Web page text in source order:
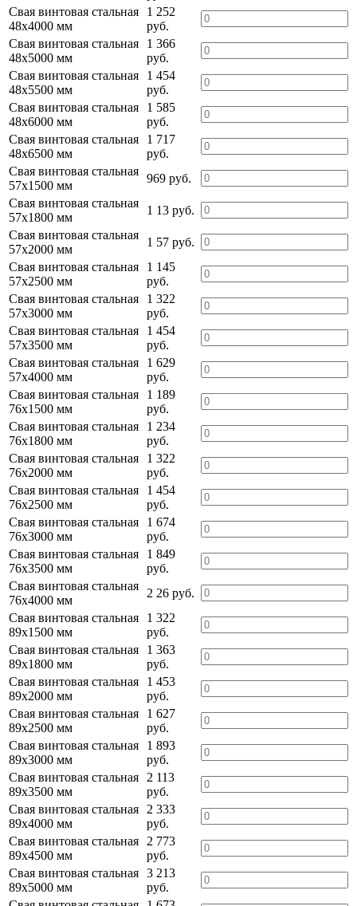
Свая винтовая стальная
48х4000 мм
1 252
руб.
Свая винтовая стальная
48х5000 мм
1 366
руб.
Свая винтовая стальная
48х5500 мм
1 454
руб.
Свая винтовая стальная
48х6000 мм
1 585
руб.
Свая винтовая стальная
48х6500 мм
1 717
руб.
Свая винтовая стальная
57х1500 мм
969 руб.
Свая винтовая стальная
57х1800 мм
1 13 руб.
Свая винтовая стальная
57х2000 мм
1 57 руб.
Свая винтовая стальная
57х2500 мм
1 145
руб.
Свая винтовая стальная
57х3000 мм
1 322
руб.
Свая винтовая стальная
57х3500 мм
1 454
руб.
Свая винтовая стальная
57х4000 мм
1 629
руб.
Свая винтовая стальная
76х1500 мм
1 189
руб.
Свая винтовая стальная
76х1800 мм
1 234
руб.
Свая винтовая стальная
76х2000 мм
1 322
руб.
Свая винтовая стальная
76х2500 мм
1 454
руб.
Свая винтовая стальная
76х3000 мм
1 674
руб.
Свая винтовая стальная
76х3500 мм
1 849
руб.
Свая винтовая стальная
76х4000 мм
2 26 руб.
Свая винтовая стальная
89х1500 мм
1 322
руб.
Свая винтовая стальная
89х1800 мм
1 363
руб.
Свая винтовая стальная
89х2000 мм
1 453
руб.
Свая винтовая стальная
89х2500 мм
1 627
руб.
Свая винтовая стальная
89х3000 мм
1 893
руб.
Свая винтовая стальная
89х3500 мм
2 113
руб.
Свая винтовая стальная
89х4000 мм
2 333
руб.
Свая винтовая стальная
89х4500 мм
2 773
руб.
Свая винтовая стальная
89х5000 мм
3 213
руб.